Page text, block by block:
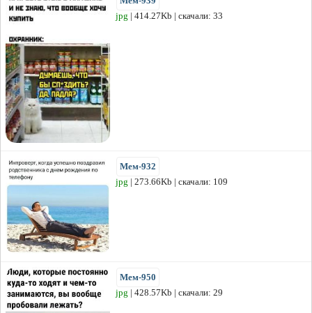
jpg | 414.27Kb | скачали: 33
Мем-932
jpg | 273.66Kb | скачали: 109
Мем-950
jpg | 428.57Kb | скачали: 29